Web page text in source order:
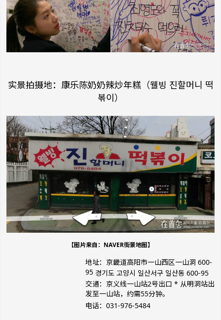
实景拍摄地：康乐陈奶奶辣炒年糕（웰빙 진할머니 떡
볶이）
【图片来自：NAVER街景地图】
地址：京畿道高阳市一山西区一山洞 600-
95 경기도 고양시 일산서구 일산동 600-95
交通：京义线一山站2号出口 * 从明洞站出
发至一山站，约需55分钟。
电话：031-976-5484